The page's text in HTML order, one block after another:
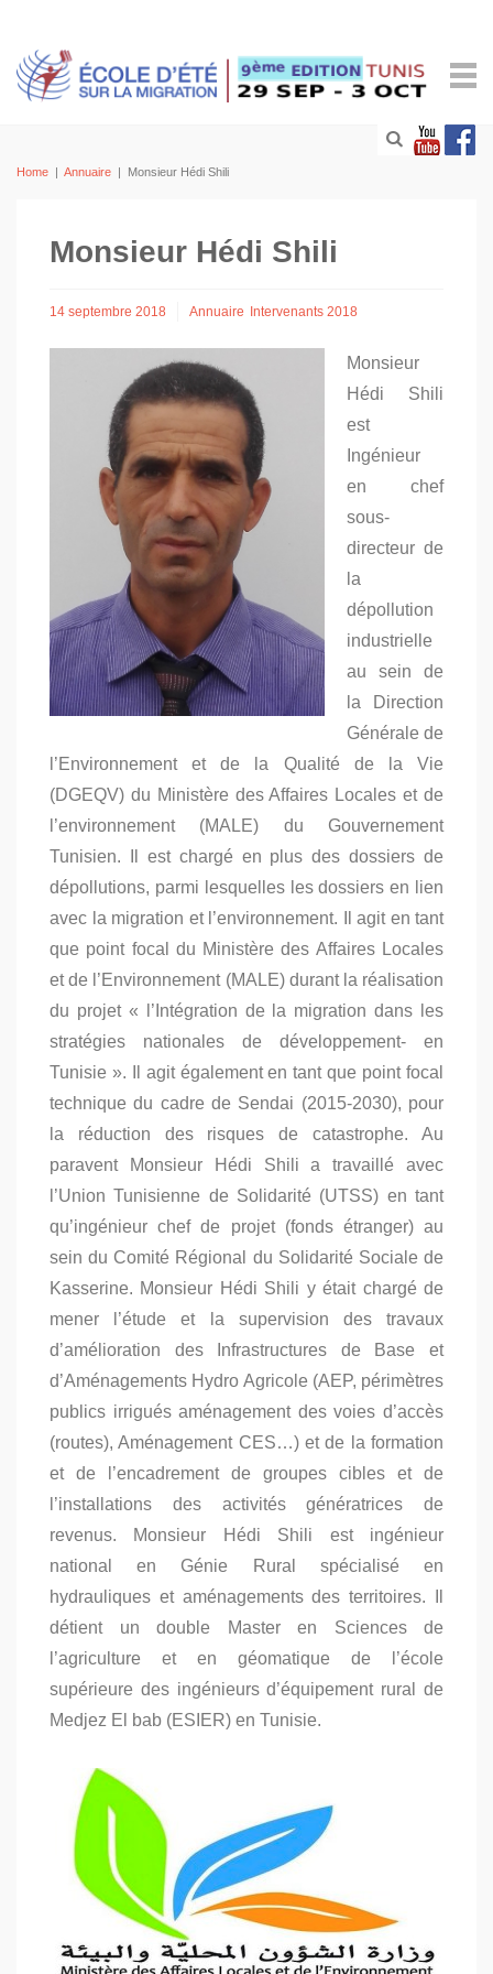
Home | Annuaire | Monsieur Hédi Shili
Monsieur Hédi Shili
14 septembre 2018 Annuaire Intervenants 2018
Monsieur
Hédi Shili
est
Ingénieur
en chef
sous-
directeur de
la
dépollution
industrielle
au sein de
la Direction
Générale de
l’Environnement et de la Qualité de la Vie
(DGEQV) du Ministère des Affaires Locales et de
l’environnement (MALE) du Gouvernement
Tunisien. Il est chargé en plus des dossiers de
dépollutions, parmi lesquelles les dossiers en lien
avec la migration et l’environnement. Il agit en tant
que point focal du Ministère des Affaires Locales
et de l’Environnement (MALE) durant la réalisation
du projet « l’Intégration de la migration dans les
stratégies nationales de développement- en
Tunisie ». Il agit également en tant que point focal
technique du cadre de Sendai (2015-2030), pour
la réduction des risques de catastrophe. Au
paravent Monsieur Hédi Shili a travaillé avec
l’Union Tunisienne de Solidarité (UTSS) en tant
qu’ingénieur chef de projet (fonds étranger) au
sein du Comité Régional du Solidarité Sociale de
Kasserine. Monsieur Hédi Shili y était chargé de
mener l’étude et la supervision des travaux
d’amélioration des Infrastructures de Base et
d’Aménagements Hydro Agricole (AEP, périmètres
publics irrigués aménagement des voies d’accès
(routes), Aménagement CES…) et de la formation
et de l’encadrement de groupes cibles et de
l’installations des activités génératrices de
revenus. Monsieur Hédi Shili est ingénieur
national en Génie Rural spécialisé en
hydrauliques et aménagements des territoires. Il
détient un double Master en Sciences de
l’agriculture et en géomatique de l’école
supérieure des ingénieurs d’équipement rural de
Medjez El bab (ESIER) en Tunisie.